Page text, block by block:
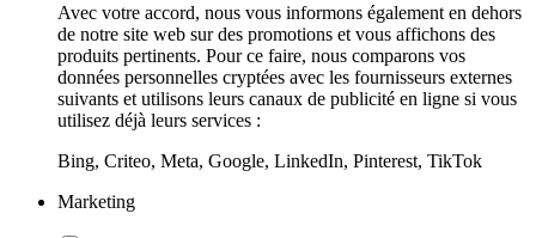
Avec votre accord, nous vous informons également en dehors
de notre site web sur des promotions et vous affichons des
produits pertinents. Pour ce faire, nous comparons vos
données personnelles cryptées avec les fournisseurs externes
suivants et utilisons leurs canaux de publicité en ligne si vous
utilisez déjà leurs services :
Bing, Criteo, Meta, Google, LinkedIn, Pinterest, TikTok
Marketing